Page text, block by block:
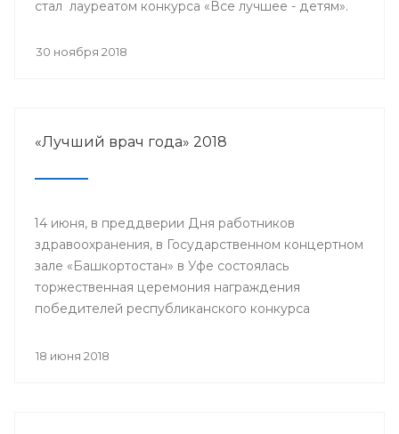
стал лауреатом конкурса «Все лучшее - детям».
30 ноября 2018
«Лучший врач года» 2018
14 июня, в преддверии Дня работников
здравоохранения, в Государственном концертном
зале «Башкортостан» в Уфе состоялась
торжественная церемония награждения
победителей республиканского конкурса
мероприятие, посвященное Дню медицинского
18 июня 2018